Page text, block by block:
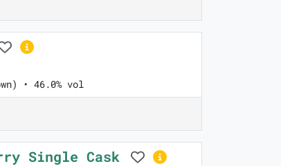
• 46.0% vol
Single Cask